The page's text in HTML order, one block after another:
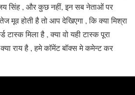
सिंह , और कुछ नहीं, इन सब नेताओं पर
मूव होती है तो आप देखिएगा , कि क्या मिश्रा
टास्क मिला है , क्या वो यही टास्क पूरा
राय है , हमे कॉमेंट बॉक्स मे कमेन्ट कर